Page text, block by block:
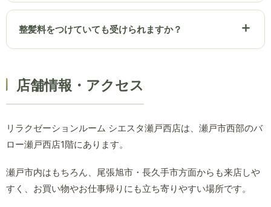
整髪料をつけていても受けられますか？
店舗情報・アクセス
リラクゼーションルーム シエスタ瀬戸西店は、瀬戸市西部のバ
ロー瀬戸西店1階にあります。
瀬戸市内はもちろん、尾張旭市・長久手市方面からも来店しや
すく、お買い物やお仕事帰りにも立ち寄りやすい場所です。